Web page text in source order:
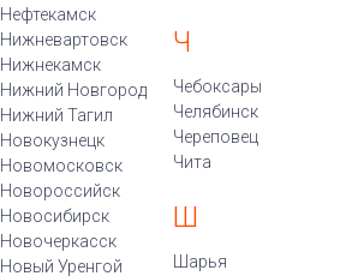
Нефтекамск
Нижневартовск
Нижнекамск
Нижний Новгород
Нижний Тагил
Новокузнецк
Новомосковск
Новороссийск
Новосибирск
Новочеркасск
Новый Уренгой
Ч
Чебоксары
Челябинск
Череповец
Чита
Ш
Шарья